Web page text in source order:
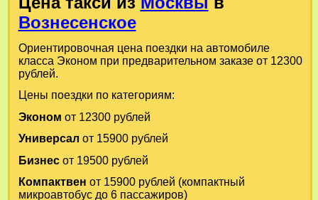
Вознесенское
Ориентировочная цена поездки на автомобиле
класса Эконом при предварительном заказе от 12300
рублей.
Цены поездки по категориям:
Эконом от 12300 рублей
Универсал от 15900 рублей
Бизнесот 19500 рублей
Компактвен от 15900 рублей (компактный
микроавтобус до 6 пассажиров)